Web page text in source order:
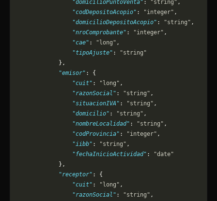
                "domicilioPuntoVenta"
: "string" ,
                "codDepositoAcopio"
: "integer" ,
                "domicilioDepositoAcopio"
: "string" ,
                "nroComprobante"
: "integer" ,
                "cae"
: "long" ,
                "tipoAjuste"
:
"string"
            },
            "emisor"
: {
                "cuit"
: "long" ,
                "razonSocial"
: "string" ,
                "situacionIVA"
: "string" ,
                "domicilio"
: "string" ,
                "nombreLocalidad"
: "string" ,
                "codProvincia"
: "integer" ,
                "iibb"
: "string" ,
                "fechaInicioActividad"
:
"date"
            },
            "receptor"
: {
                "cuit"
: "long" ,
                "razonSocial"
: "string" ,